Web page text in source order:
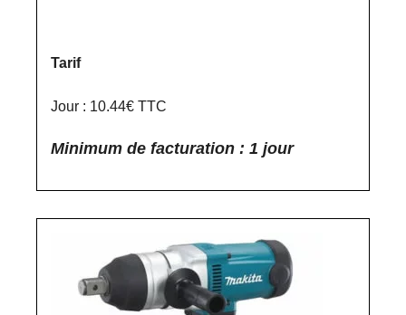
Tarif
Jour : 10.44€ TTC
Minimum de facturation : 1 jour